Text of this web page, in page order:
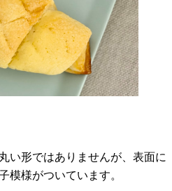
い形ではありませんが、表面に
模様がついています。